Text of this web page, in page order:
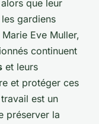
que leur
gardiens
Eve Muller,
continuent
et leurs
et protéger ces
est un
préserver la